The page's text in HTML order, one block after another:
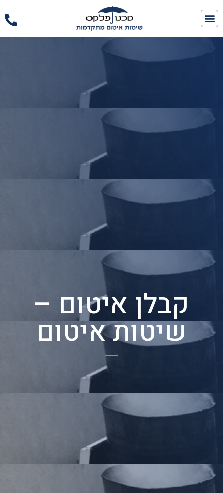
קבלן איטום –
שיטות איטום